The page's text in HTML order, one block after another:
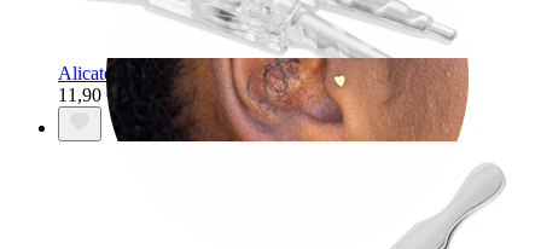
Alicate estéril para abrir argolas
11,90 €